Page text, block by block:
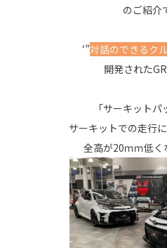
のご紹介
‘”対話のできるク
開発された
「サーキット
サーキットでの走行
全高が20ｍｍ低く